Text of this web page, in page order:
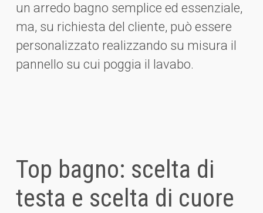
un arredo bagno semplice ed essenziale,
ma, su richiesta del cliente, può essere
personalizzato realizzando su misura il
pannello su cui poggia il lavabo.
Top bagno: scelta di
testa e scelta di cuore